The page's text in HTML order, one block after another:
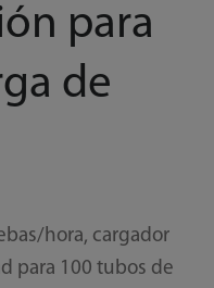
para
de
hora, cargador
para 100 tubos de